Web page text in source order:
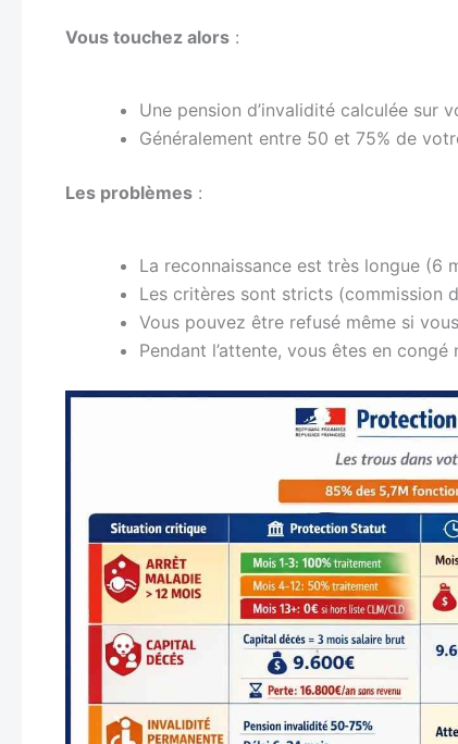
Vous touchez alors :
Une pension d’invalidité calculée sur
Généralement entre 50 et 75% de
Les problèmes :
La reconnaissance est très longue (6
Les critères sont stricts (commission
Vous pouvez être refusé même si
Pendant l’attente, vous êtes en